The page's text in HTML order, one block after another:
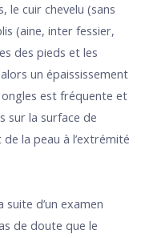
le cuir chevelu (sans
(aine, inter fessier,
des pieds et les
un épaississement
est fréquente et
sur la surface de
la peau à l’extrémité
d’un examen
de doute que le